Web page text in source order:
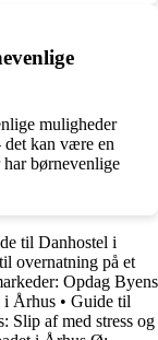
muligheder
det kan være en
har børnevenlige
til Danhostel i
overnatning på et
Opdag Byens
i Århus • Guide til
Slip af med stress og